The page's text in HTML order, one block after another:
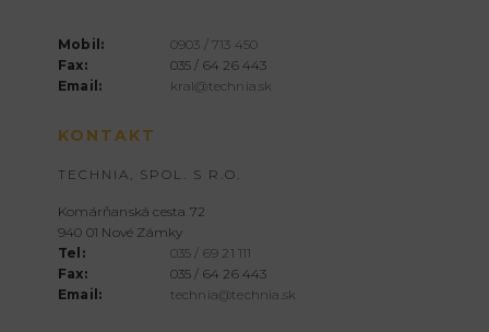
Mobil:
0903 / 713 450
Fax:
035 / 64 26 443
Email:
kral@technia.sk
KONTAKT
TECHNIA, SPOL. S R.O.
Komárňanská cesta 72
940 01 Nové Zámky
Tel:
035 / 69 21 111
Fax:
035 / 64 26 443
Email:
technia@technia.sk